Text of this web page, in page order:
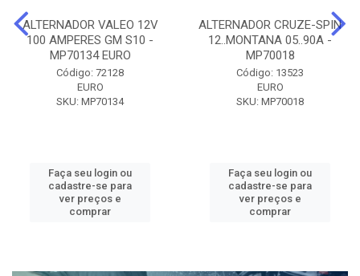
ALTERNADOR VALEO 12V
100 AMPERES GM S10 -
MP70134 EURO
Código: 72128
EURO
SKU: MP70134
Faça seu login ou
cadastre-se para
ver preços e
comprar
ALTERNADOR CRUZE-SPIN
12..MONTANA 05..90A -
MP70018
Código: 13523
EURO
SKU: MP70018
Faça seu login ou
cadastre-se para
ver preços e
comprar